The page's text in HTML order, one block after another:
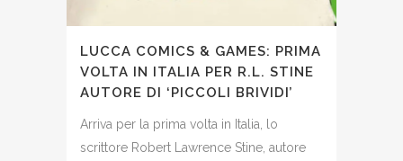
LUCCA COMICS & GAMES: PRIMA
VOLTA IN ITALIA PER R.L. STINE
AUTORE DI ‘PICCOLI BRIVIDI’
Arriva per la prima volta in Italia, lo
scrittore Robert Lawrence Stine, autore